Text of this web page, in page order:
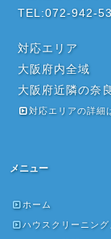
TEL:072-942-
対応エリア
大阪府内全域
大阪府近隣の奈
対応エリアの詳細
メニュー
ホーム
ハウスクリーニング